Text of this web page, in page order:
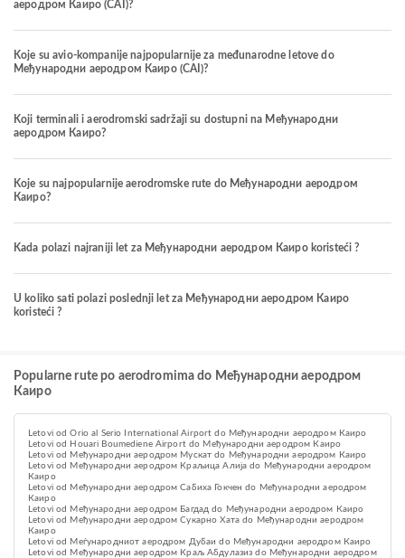
аеродром Каиро (CAI)?
Koje su avio-kompanije najpopularnije za međunarodne letove do
Међународни аеродром Каиро (CAI)?
Koji terminali i aerodromski sadržaji su dostupni na Међународни
аеродром Каиро?
Koje su najpopularnije aerodromske rute do Међународни аеродром
Каиро?
Kada polazi najraniji let za Међународни аеродром Каиро koristeći ?
U koliko sati polazi poslednji let za Међународни аеродром Каиро
koristeći ?
Popularne rute po aerodromima do Међународни аеродром
Каиро
Letovi od Orio al Serio International Airport do Међународни аеродром Каиро
Letovi od Houari Boumediene Airport do Међународни аеродром Каиро
Letovi od Међународни аеродром Мускат do Међународни аеродром Каиро
Letovi od Међународни аеродром Краљица Алија do Међународни аеродром
Каиро
Letovi od Међународни аеродром Сабиха Гокчен do Међународни аеродром
Каиро
Letovi od Међународни аеродром Багдад do Међународни аеродром Каиро
Letovi od Међународни аеродром Сукарно Хата do Међународни аеродром
Каиро
Letovi od Меѓународниот аеродром Дубаи do Међународни аеродром Каиро
Letovi od Међународни аеродром Краљ Абдулазиз do Међународни аеродром